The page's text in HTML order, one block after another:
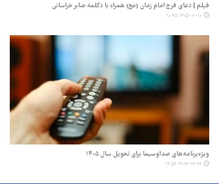
فیلم | دعای فرج امام زمان (عج) همراه با دکلمه صابر خراسانی
۱۴۰۵-۰۱-۱۰ ۱۰:۴۵
ویژه‌برنامه‌های صداوسیما برای تحویل سال ۱۴۰۵
۱۴۰۴-۱۲-۲۹ ۱۲:۵۶